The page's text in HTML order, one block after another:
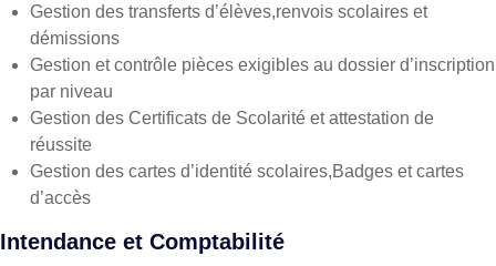
Gestion des transferts d’élèves,renvois scolaires et
démissions
Gestion et contrôle pièces exigibles au dossier d’inscription
par niveau
Gestion des Certificats de Scolarité et attestation de
réussite
Gestion des cartes d’identité scolaires,Badges et cartes
d’accès
Intendance et Comptabilité